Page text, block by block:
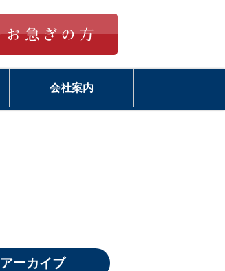
会社案内
アーカイブ